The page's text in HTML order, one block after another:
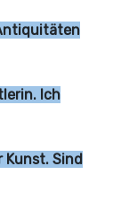
Ich
Kunst. Sind